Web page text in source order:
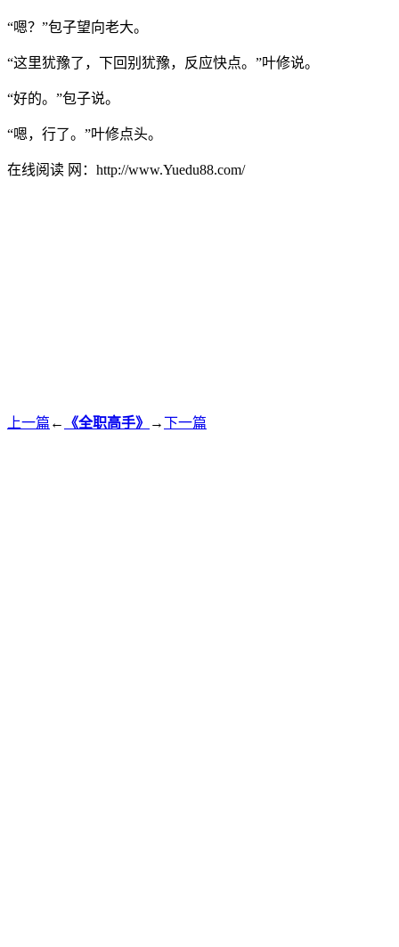
“嗯？”包子望向老大。
“这里犹豫了，下回别犹豫，反应快点。”叶修说。
“好的。”包子说。
“嗯，行了。”叶修点头。
在线阅读 网：http://www.Yuedu88.com/
上一篇 ← 《全职高手》 →下一篇